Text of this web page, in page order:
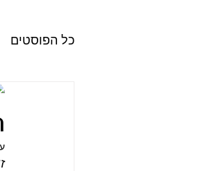
כל הפוסטים
Me
Soul